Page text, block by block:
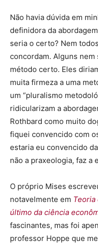
Não havia dúvida em
definidora da
seria o certo? Nem
concordam. Alguns
método certo. Eles
muita firmeza a uma
um “pluralismo
ridicularizam a
Rothbard como muito
fiquei convencido com
estaria eu convencido
não a praxeologia, faz a
O próprio Mises
notavelmente em Teoria
último da ciência
fascinantes, mas foi
professor Hoppe que